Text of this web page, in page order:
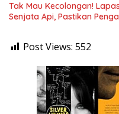
Tak Mau Kecolongan!
Senjata Api, Pastikan
Post Views: 552